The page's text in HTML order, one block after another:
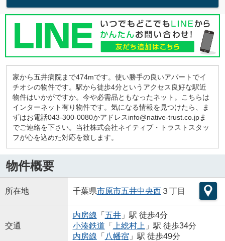
家から五井病院まで474mです。使い勝手の良いアパートでイ
チオシの物件です。駅から徒歩4分というアクセス良好な駅近
物件はいかがですか。今や必需品ともなったネット。こちらは
インターネット有り物件です。気になる情報を見つけたら、ま
ずはお電話043-300-0080かアドレスinfo@native-trust.co.jpま
でご連絡を下さい。当社株式会社ネイティブ・トラストスタッ
フが心を込めた対応を致します。
物件概要
所在地 千葉県市原市五井中央西３丁目
交通
内房線 「 五井」駅 徒歩4分
小湊鉄道 「 上総村上 」駅 徒歩34分
内房線 「 八幡宿 」駅 徒歩49分